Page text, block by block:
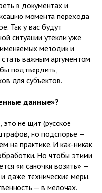
в документах и
момента перехода
Так у вас будут
ситуации утекли уже
методик и
важным аргументом
подтвердить,
для субъектов.
данные»?
не щит (русское
но подспорье —
на практике. И как-никак
Но чтобы этими
«и саночки возить» —
даже технические меры.
— в мелочах.